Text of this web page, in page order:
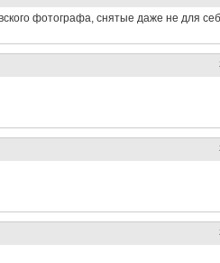
фотографа, снятые даже не для